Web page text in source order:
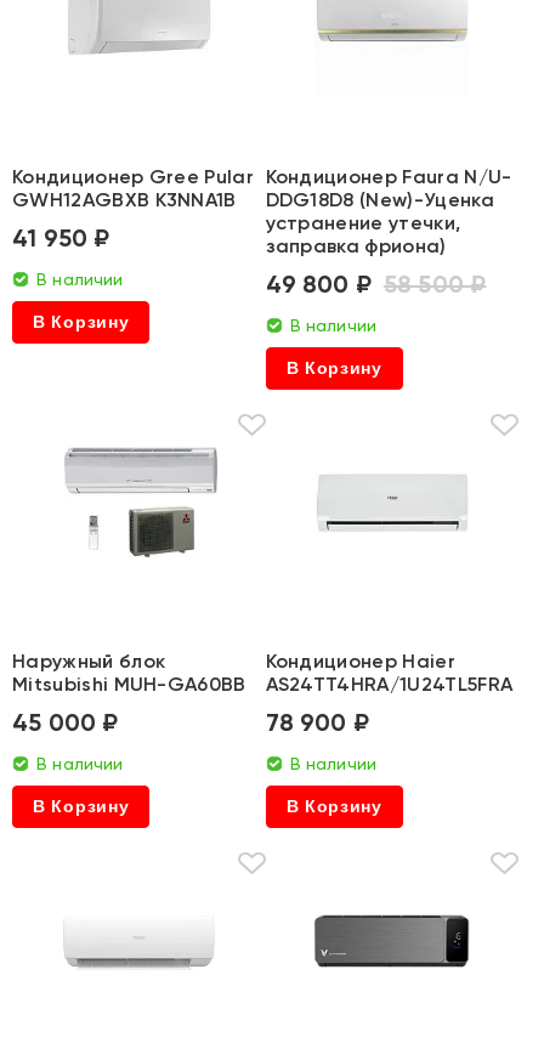
Кондиционер Gree Pular
GWH12AGBXB K3NNA1B
41 950 ₽
В наличии
В Корзину
Кондиционер Faura N/U-
DDG18D8 (New)-Уценка
устранение утечки,
заправка фриона)
49 800 ₽ 58 500 ₽
В наличии
В Корзину
Наружный блок
Mitsubishi MUH-GA60BB
45 000 ₽
В наличии
В Корзину
Кондиционер Haier
AS24TT4HRA/1U24TL5FRA
78 900 ₽
В наличии
В Корзину